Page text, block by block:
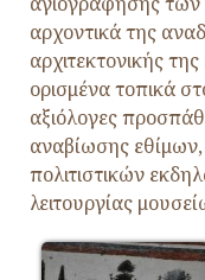
αρχοντικά της
αρχιτεκτονικής
ορισμένα τοπικά
αξιόλογες
αναβίωσης
πολιτιστικών
λειτουργίας